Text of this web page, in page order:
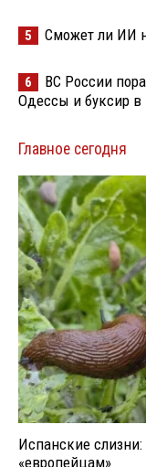
5 Сможет ли ИИ
6
ВС России
Одессы и буксир в
Главное сегодня
Испанские
«европейцам»